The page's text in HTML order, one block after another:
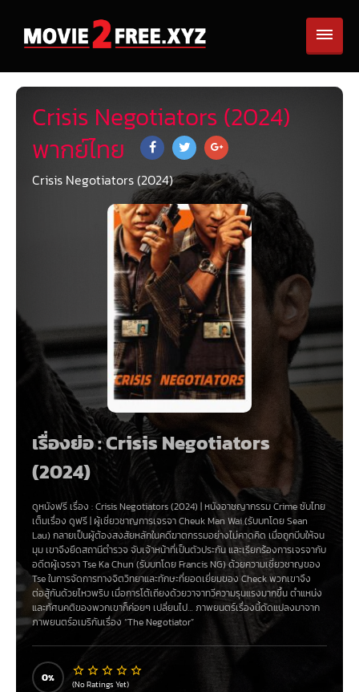
Crisis Negotiators (2024)
พากย์ไทย
Crisis Negotiators (2024)
เรื่องย่อ : Crisis Negotiators
(2024)
ดูหนังฟรี เรื่อง :Crisis Negotiators (2024) |หนังอาชญากรรม Crimeซับไทย
เต็มเรื่อง ดูฟรี |ผู้เชี่ยวชาญการเจรจา Cheuk Man Wai (รับบทโดย Sean
Lau) กลายเป็นผู้ต้องสงสัยหลักในคดีฆาตกรรมอย่างไม่คาดคิด เมื่อถูกบีบให้จน
มุม เขาจึงยึดสถานีตำรวจ จับเจ้าหน้าที่เป็นตัวประกันและเรียกร้องการเจรจากับ
อดีตผู้เจรจา Tse Ka Chun (รับบทโดย Francis NG) ด้วยความเชี่ยวชาญของ
Tse ในการจัดการทางจิตวิทยาและทักษะที่ยอดเยี่ยมของ Check พวกเขาจึง
ต่อสู้กันด้วยไหวพริบเมื่อการโต้เถียงด้วยวาจาทวีความรุนแรงมากขึ้นตำแหน่ง
และทัศนคติของพวกเขาก็ค่อยๆ เปลี่ยนไป… ภาพยนตร์เรื่องนี้ดัดแปลงมาจาก
ภาพยนตร์อเมริกันเรื่อง “The Negotiator”
0 (No Ratings Yet)